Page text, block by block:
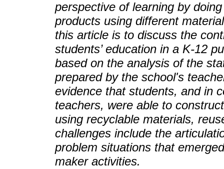
perspective of learning by
products using different
this article is to discuss the
students’ education in a K-12
based on the analysis of the
prepared by the school's
evidence that students, and in
teachers, were able to
using recyclable materials,
challenges include the
problem situations that
maker activities.